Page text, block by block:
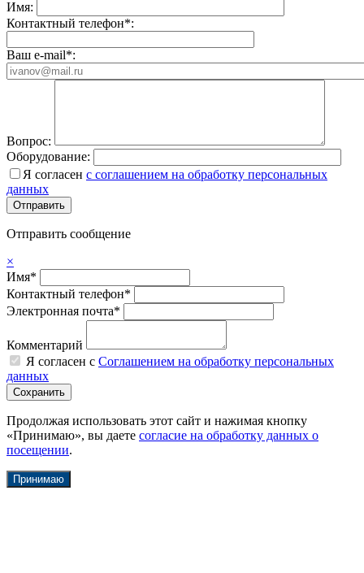
Имя:
Контактный телефон*:
Ваш e-mail*:
Вопрос:
Оборудование:
Я согласен с соглашением на обработку персональных
данных
Отправить сообщение
×
Имя*
Контактный телефон*
Электронная почта*
Комментарий
Я согласен с Соглашением на обработку персональных
данных
Продолжая использовать этот сайт и нажимая кнопку
«Принимаю», вы даете согласие на обработку данных о
посещении.
Принимаю